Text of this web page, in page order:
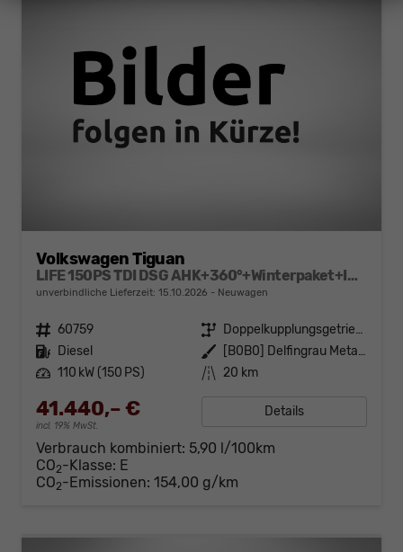
Volkswagen Tiguan
LIFE 150PS TDI DSG AHK+360°+Winterpaket+IQ.Drive+Alarm+ACC+App-Connect
unverbindliche Lieferzeit: 15.10.2026 Neuwagen
Fahrzeugnr. 60759 Getriebe
Doppelkupplungsgetriebe (DSG)
Kraftstoff Diesel Außenfarbe
[B0B0] Delfingrau Metallic
Leistung 110 kW (150 PS) Kilometerstand 20 km
41.440,– €
incl. 19% MwSt.
Details
Verbrauch kombiniert: 5,90 l/100km
CO2-Klasse: E
CO2-Emissionen: 154,00 g/km